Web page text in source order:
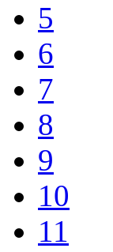
5
6
7
8
9
10
11